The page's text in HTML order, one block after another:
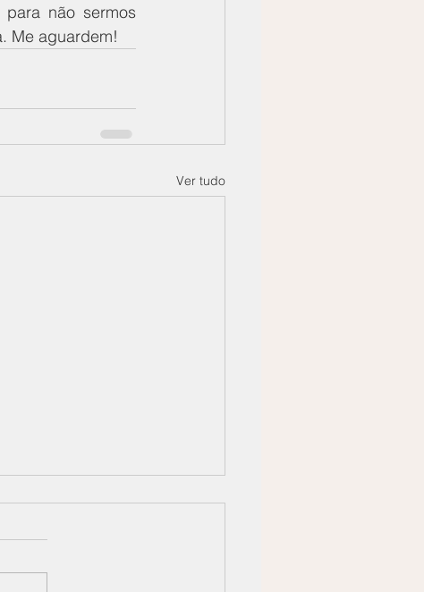
não sermos
Me aguardem!
Ver tudo